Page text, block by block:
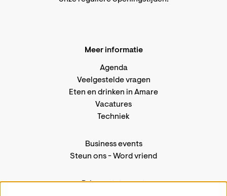
Meer informatie
Agenda
Veelgestelde vragen
Eten en drinken in Amare
Vacatures
Techniek
Business events
Steun ons-Word vriend
Privacystatement